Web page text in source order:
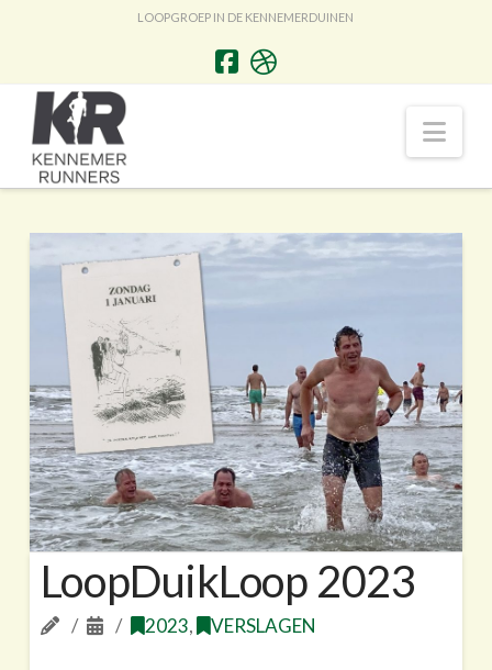
LOOPGROEP IN DE KENNEMERDUINEN
LoopDuikLoop 2023
2023, VERSLAGEN